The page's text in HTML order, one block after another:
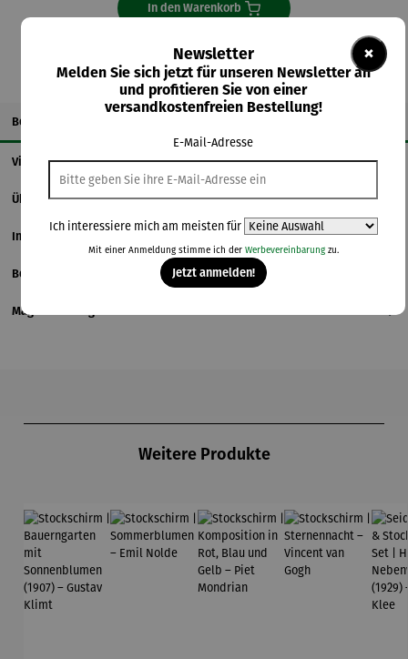
In den Warenkorb
Beschreibung
Videos
Über den Künstler
Informationen zum Hersteller
Bewertungen
Magazinbeitrag
Weitere Produkte
×
Newsletter
Melden Sie sich jetzt für unseren Newsletter an
und profitieren Sie von einer
versandkostenfreien Bestellung!
E-Mail-Adresse
Ich interessiere mich am meisten für
Mit einer Anmeldung stimme ich der Werbevereinbarungzu.
Jetzt anmelden!